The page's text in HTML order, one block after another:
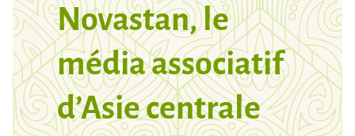
Novastan, le
média associatif
d’Asie centrale